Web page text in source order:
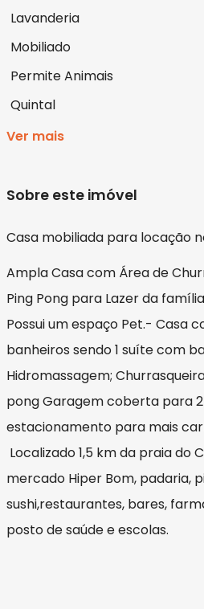
Lavanderia
Mobiliado
Permite Animais
Quintal
Ver mais
Sobre este imóvel
Casa mobiliada para locação
Ampla Casa com Área de
Ping Pong para Lazer da
Possui um espaço Pet.- Casa
banheiros sendo 1 suíte com
Hidromassagem;
pong Garagem coberta para
estacionamento para mais
Localizado 1,5 km da praia do
mercado Hiper Bom, padaria,
sushi,restaurantes, bares,
posto de saúde e escolas.